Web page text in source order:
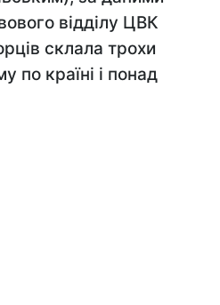
відділу ЦВК
склала трохи
по країні і понад